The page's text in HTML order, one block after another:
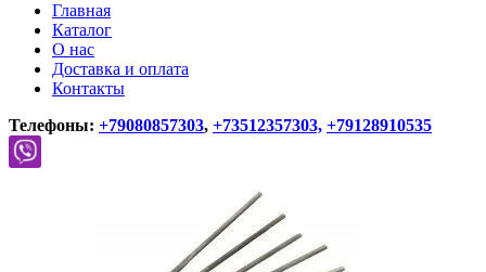
Главная
Каталог
О нас
Доставка и оплата
Контакты
Телефоны: +79080857303, +73512357303, +79128910535